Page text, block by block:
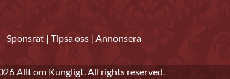
Sponsrat | Tipsa oss | Annonsera
Allt om Kungligt. All rights reserved.